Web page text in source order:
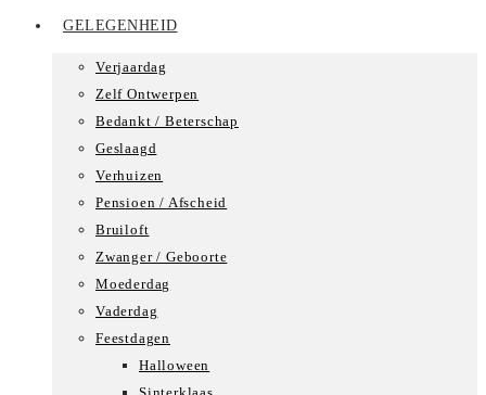
GELEGENHEID
Verjaardag
Zelf Ontwerpen
Bedankt / Beterschap
Geslaagd
Verhuizen
Pensioen / Afscheid
Bruiloft
Zwanger / Geboorte
Moederdag
Vaderdag
Feestdagen
Halloween